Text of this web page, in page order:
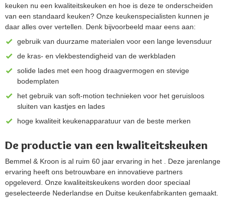
keuken nu een kwaliteitskeuken en hoe is deze te onderscheiden
van een standaard keuken? Onze keukenspecialisten kunnen je
daar alles over vertellen. Denk bijvoorbeeld maar eens aan:
gebruik van duurzame materialen voor een lange levensduur
de kras- en vlekbestendigheid van de werkbladen
solide lades met een hoog draagvermogen en stevige
bodemplaten
het gebruik van soft-motion technieken voor het geruisloos
sluiten van kastjes en lades
hoge kwaliteit keukenapparatuur van de beste merken
De productie van een kwaliteitskeuken
Bemmel & Kroon is al ruim 60 jaar ervaring in het . Deze jarenlange
ervaring heeft ons betrouwbare en innovatieve partners
opgeleverd. Onze kwaliteitskeukens worden door speciaal
geselecteerde Nederlandse en Duitse keukenfabrikanten gemaakt.